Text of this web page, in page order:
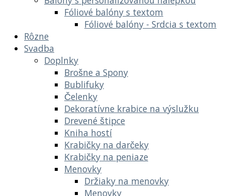
Fóliové balóny s textom
Fóliové balóny - Srdcia s textom
Rôzne
Svadba
Doplnky
Brošne a Spony
Bublifuky
Čelenky
Dekoratívne krabice na výslužku
Drevené štipce
Kniha hostí
Krabičky na darčeky
Krabičky na peniaze
Menovky
Držiaky na menovky
Menovky